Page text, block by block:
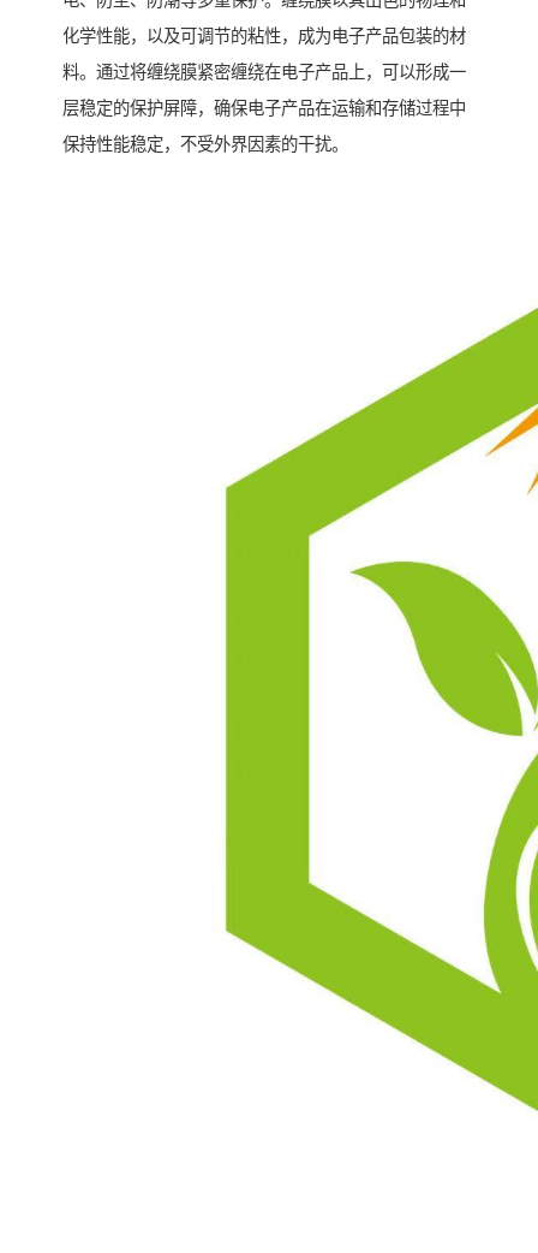
化学性能，以及可调节的粘性，成为电子产品包装的材
料。通过将缠绕膜紧密缠绕在电子产品上，可以形成一
层稳定的保护屏障，确保电子产品在运输和存储过程中
保持性能稳定，不受外界因素的干扰。